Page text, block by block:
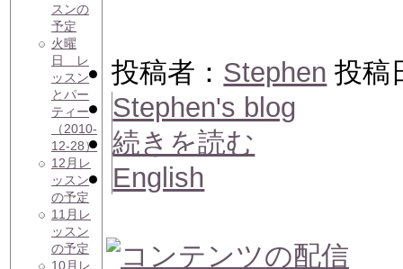
スンの
予定
火曜
日 レ
ッスン
とパー
ティー
（2010-
12-28）
12月レ
ッスン
の予定
11月レ
ッスン
の予定
10月レ
投稿者： Stephen 投稿
Stephen's blog
続きを読む
English